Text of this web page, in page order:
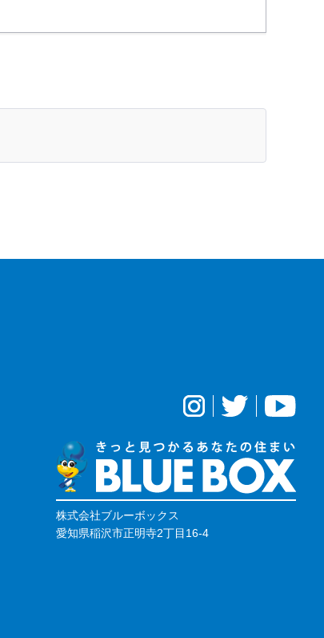
株式会社ブルーボックス
愛知県稲沢市正明寺2丁目16-4